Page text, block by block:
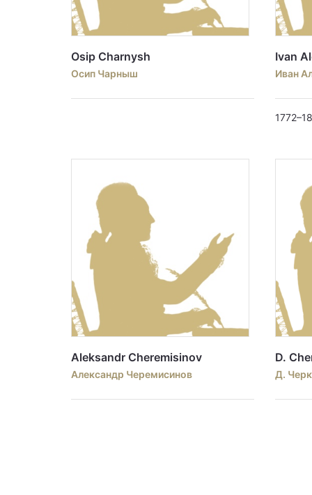
Osip Charnysh
Осип Чарныш
Ivan
Иван
Aleksandr Cheremisinov
Александр Черемисинов
D.
Д.